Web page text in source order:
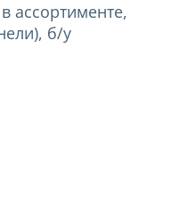
ассортименте,
б/у